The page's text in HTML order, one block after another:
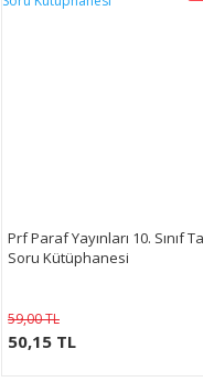
Prf Paraf Yayınları 10. Sınıf
Soru Kütüphanesi
59,00 TL
50,15 TL